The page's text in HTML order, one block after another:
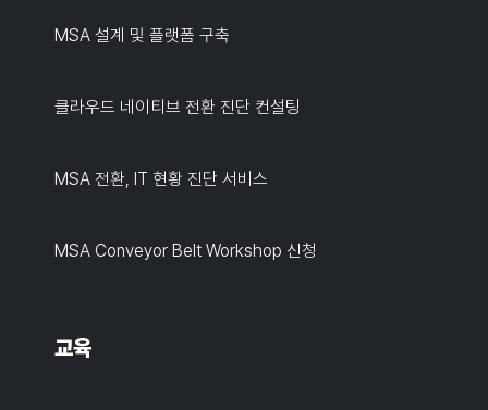
MSA 설계 및 플랫폼 구축
클라우드 네이티브 전환 진단 컨설팅
MSA 전환, IT 현황 진단 서비스
MSA Conveyor Belt Workshop 신청
교육